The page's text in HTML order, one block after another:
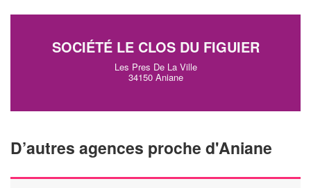
SOCIÉTÉ LE CLOS DU FIGUIER
Les Pres De La Ville
34150 Aniane
D’autres agences proche d'Aniane